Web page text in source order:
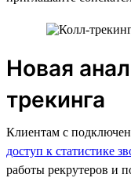
Новая
трекинга
Клиентам с
доступ к статистике
работы рекрутеров и